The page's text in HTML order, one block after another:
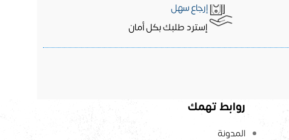
إرجاع سهل
إسترد طلبك بكل أمان
روابط تهمك
المدونة